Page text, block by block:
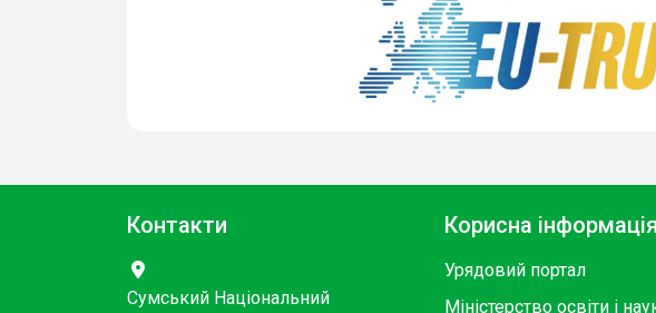
Контакти
Сумський Національний
Корисна інформація
Урядовий портал
Міністерство освіти і